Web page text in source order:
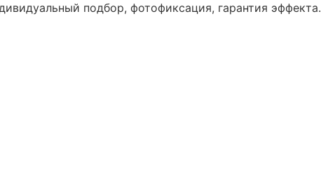
подбор, фотофиксация, гарантия эффекта.